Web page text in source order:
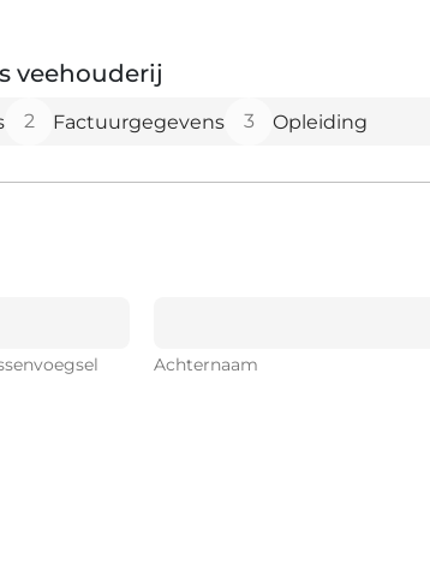
veehouderij
2 Factuurgegevens 3 Opleiding
Achternaam